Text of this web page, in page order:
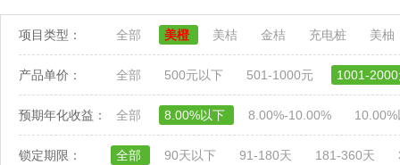
项目类型： 全部 美橙 美桔 金桔 充电桩 美柚
产品单价： 全部 500元以下 501-1000元 1001-
预期年化收益： 全部 8.00%以下 8.00%-10.00%
锁定期限： 全部 90天以下 91-180天 181-360天